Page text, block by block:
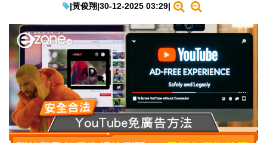
|黃俊翔|30-12-2025 03:29|